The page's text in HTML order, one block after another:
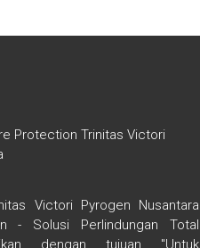
Victori Pyrogen Nusantara
- Solusi Perlindungan Total
dengan tujuan "Untuk